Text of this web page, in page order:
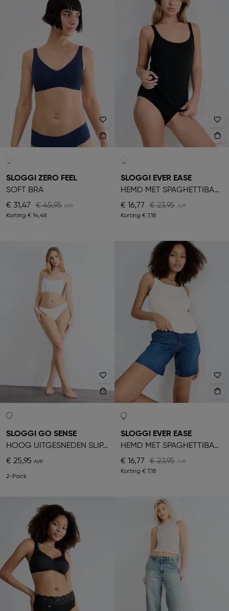
SLOGGI ZERO FEEL
SOFT BRA
€ 31,47
€ 45,95
Korting € 14,48
SLOGGI EVER EASE
HEMD MET SPAGHETTIBANDJES
€ 16,77
€ 23,95
Korting € 7,18
SLOGGI GO SENSE
HOOG UITGESNEDEN SLIPJE
€ 25,95
2-Pack
SLOGGI EVER EASE
HEMD MET SPAGHETTIBANDJES
€ 16,77
€ 23,95
Korting € 7,18